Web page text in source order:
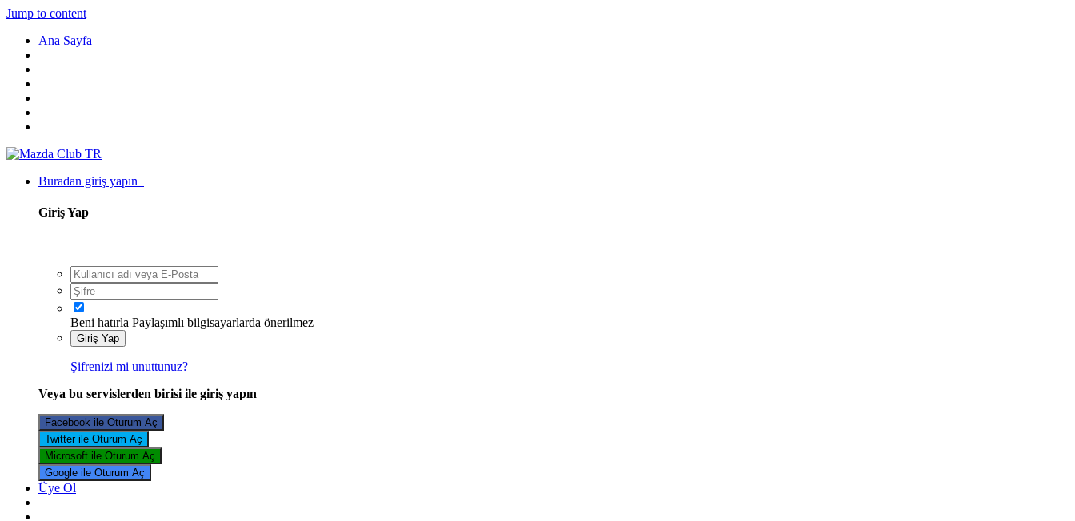
Jump to content
Ana Sayfa
Buradan giriş yapın
Giriş Yap
Beni hatırla Paylaşımlı bilgisayarlarda önerilmez
Giriş Yap
Şifrenizi mi unuttunuz?
Veya bu servislerden birisi ile giriş yapın
Facebook ile Oturum Aç
Twitter ile Oturum Aç
Microsoft ile Oturum Aç
Google ile Oturum Aç
Üye Ol